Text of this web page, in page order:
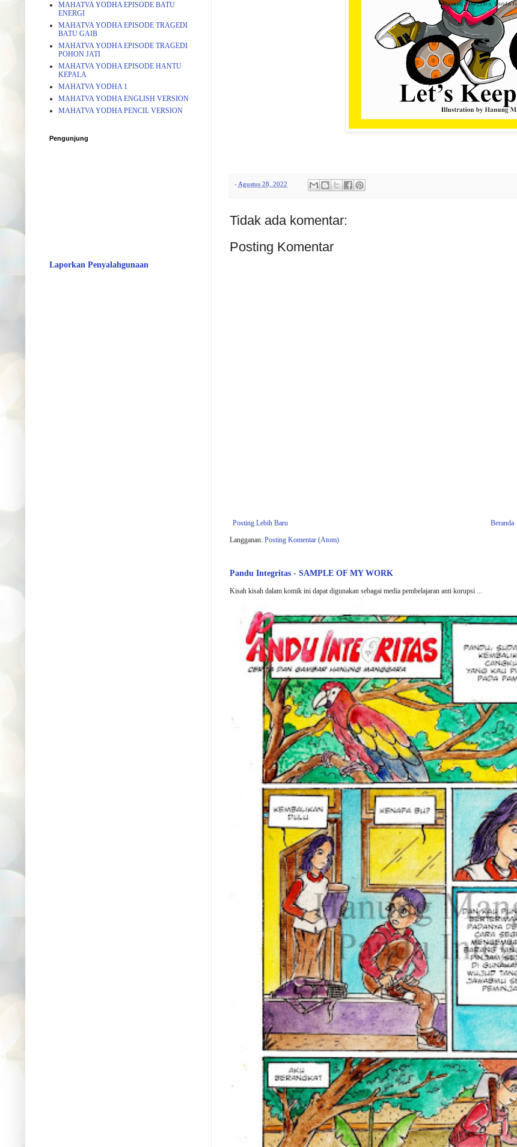
-Agustus 28, 2022
Tidak ada komentar:
Posting Komentar
Posting Lebih Baru
Beranda
Langganan: Posting Komentar (Atom)
Pandu Integritas - SAMPLE OF MY WORK
Kisah kisah dalam komik ini dapat digunakan sebagai media pembelajaran anti korupsi ...
MAHATVA YODHA EPISODE BATU
ENERGI
MAHATVA YODHA EPISODE TRAGEDI
BATU GAIB
MAHATVA YODHA EPISODE TRAGEDI
POHON JATI
MAHATVA YODHA EPISODE HANTU
KEPALA
MAHATVA YODHA 1
MAHATVA YODHA ENGLISH VERSION
MAHATVA YODHA PENCIL VERSION
Pengunjung
Laporkan Penyalahgunaan